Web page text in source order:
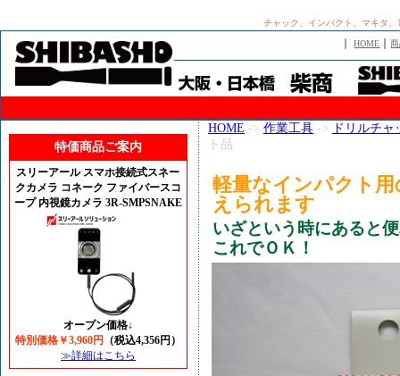
チャック、インパクト、マキタ
｜HOME ｜
特価商品ご案内
スリーアール スマホ接続式スネー
クカメラ コネーク ファイバースコ
ープ 内視鏡カメラ 3R-SMPSNAKE
オープン価格↓
特別価格￥3,960円
（税込4,356円）
≫詳細はこちら
HOME -> 作業工具 ->
ドリルチ
ト品
軽量なインパクト
えられます
いざという時にあると
これでＯＫ！